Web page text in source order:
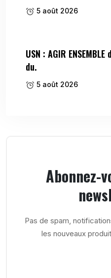
5 août 2026
USN : AGIR
du.
5 août 2026
Abonnez-
Pas de spam,
les nouveaux